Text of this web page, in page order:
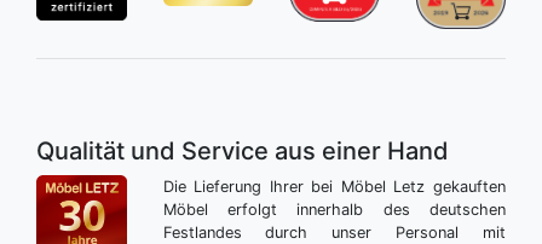
Qualität und Service aus einer Hand
Die Lieferung Ihrer bei Möbel Letz gekauften
Möbel erfolgt innerhalb des deutschen
Festlandes durch unser Personal mit